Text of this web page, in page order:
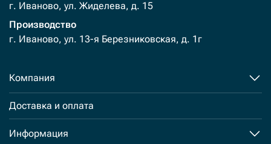
г. Иваново, ул. Жиделева, д. 15
Производство
г. Иваново, ул. 13-я Березниковская, д. 1г
Компания
Доставка и оплата
Информация